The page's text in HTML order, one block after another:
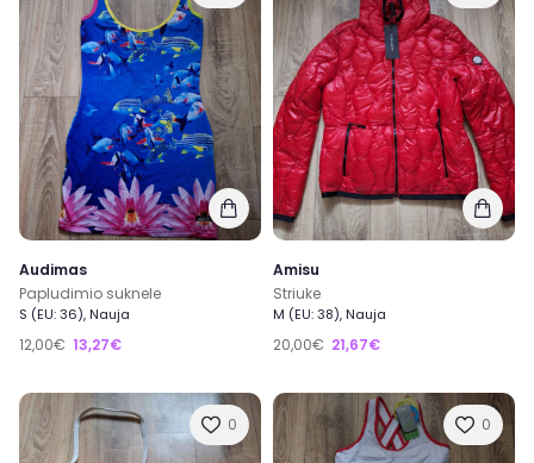
Audimas
Papludimio suknele
S (EU: 36), Nauja
12,00€ 13,27€
Amisu
Striuke
M (EU: 38), Nauja
20,00€ 21,67€
0 0